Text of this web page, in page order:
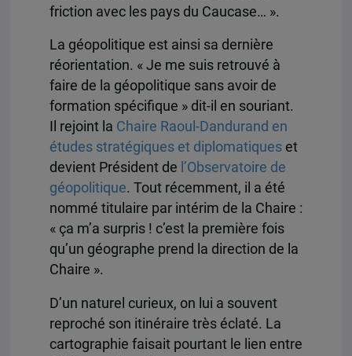
friction avec les pays du Caucase… ».
La géopolitique est ainsi sa dernière
réorientation. « Je me suis retrouvé à
faire de la géopolitique sans avoir de
formation spécifique » dit-il en souriant.
Il rejoint la Chaire Raoul-Dandurand en
études stratégiques et diplomatiqueset
devient Président de l’Observatoire de
géopolitique. Tout récemment, il a été
nommé titulaire par intérim de la Chaire :
« ça m’a surpris ! c’est la première fois
qu’un géographe prend la direction de la
Chaire ».
D’un naturel curieux, on lui a souvent
reproché son itinéraire très éclaté. La
cartographie faisait pourtant le lien entre